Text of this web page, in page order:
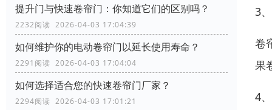
提升门与快速卷帘门：你知道它们的区别吗？
2232阅读 2026-04-03 17:04:39
如何维护你的电动卷帘门以延长使用寿命？
2291阅读 2026-04-03 17:04:04
如何选择适合您的快速卷帘门厂家？
2294阅读 2026-04-03 17:01:21
3
卷
果
4